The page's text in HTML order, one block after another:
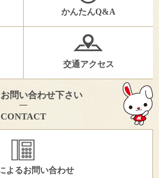
かんたんQ&A
交通アクセス
問い合わせ下さい
CONTACT
よるお問い合わせ